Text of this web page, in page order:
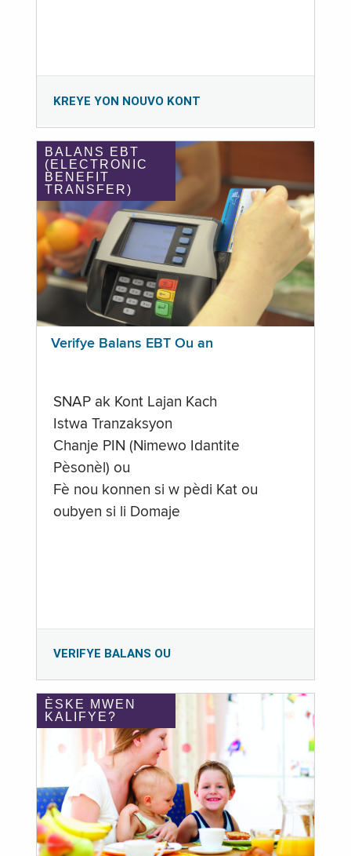
KREYE YON NOUVO KONT
BALANS EBT
(ELECTRONIC
BENEFIT
TRANSFER)
Verifye Balans EBT Ou an
SNAP ak Kont Lajan Kach
Istwa Tranzaksyon
Chanje PIN (Nimewo Idantite
Pèsonèl) ou
Fè nou konnen si w pèdi Kat ou
oubyen si li Domaje
VERIFYE BALANS OU
ÈSKE MWEN
KALIFYE?